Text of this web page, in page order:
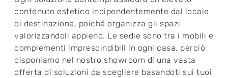
contenuto estetico indipendentemente dal locale
di destinazione, poiché organizza gli spazi
valorizzandoli appieno. Le sedie sono tra i mobili e
complementi imprescindibili in ogni casa, perciò
disponiamo nel nostro showroom di una vasta
offerta di soluzioni da scegliere basandoti sui tuoi